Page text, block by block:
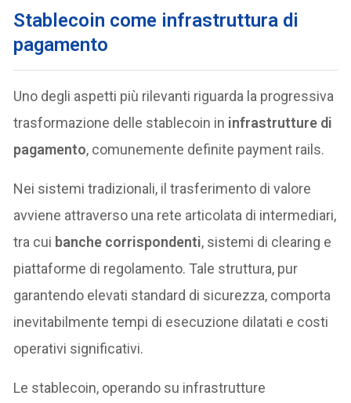
Stablecoin come infrastruttura di
pagamento
Uno degli aspetti più rilevanti riguarda la progressiva
trasformazione delle stablecoin in infrastrutture di
pagamento, comunemente definite payment rails.
Nei sistemi tradizionali, il trasferimento di valore
avviene attraverso una rete articolata di intermediari,
tra cui banche corrispondenti, sistemi di clearing e
piattaforme di regolamento. Tale struttura, pur
garantendo elevati standard di sicurezza, comporta
inevitabilmente tempi di esecuzione dilatati e costi
operativi significativi.
Le stablecoin, operando su infrastrutture